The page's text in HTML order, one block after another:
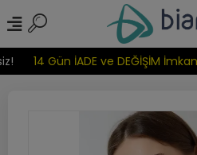
14 Gün İADE ve DEĞİŞİM İmkanı